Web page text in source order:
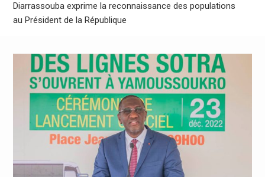
Diarrassouba exprime la reconnaissance des populations
au Président de la République